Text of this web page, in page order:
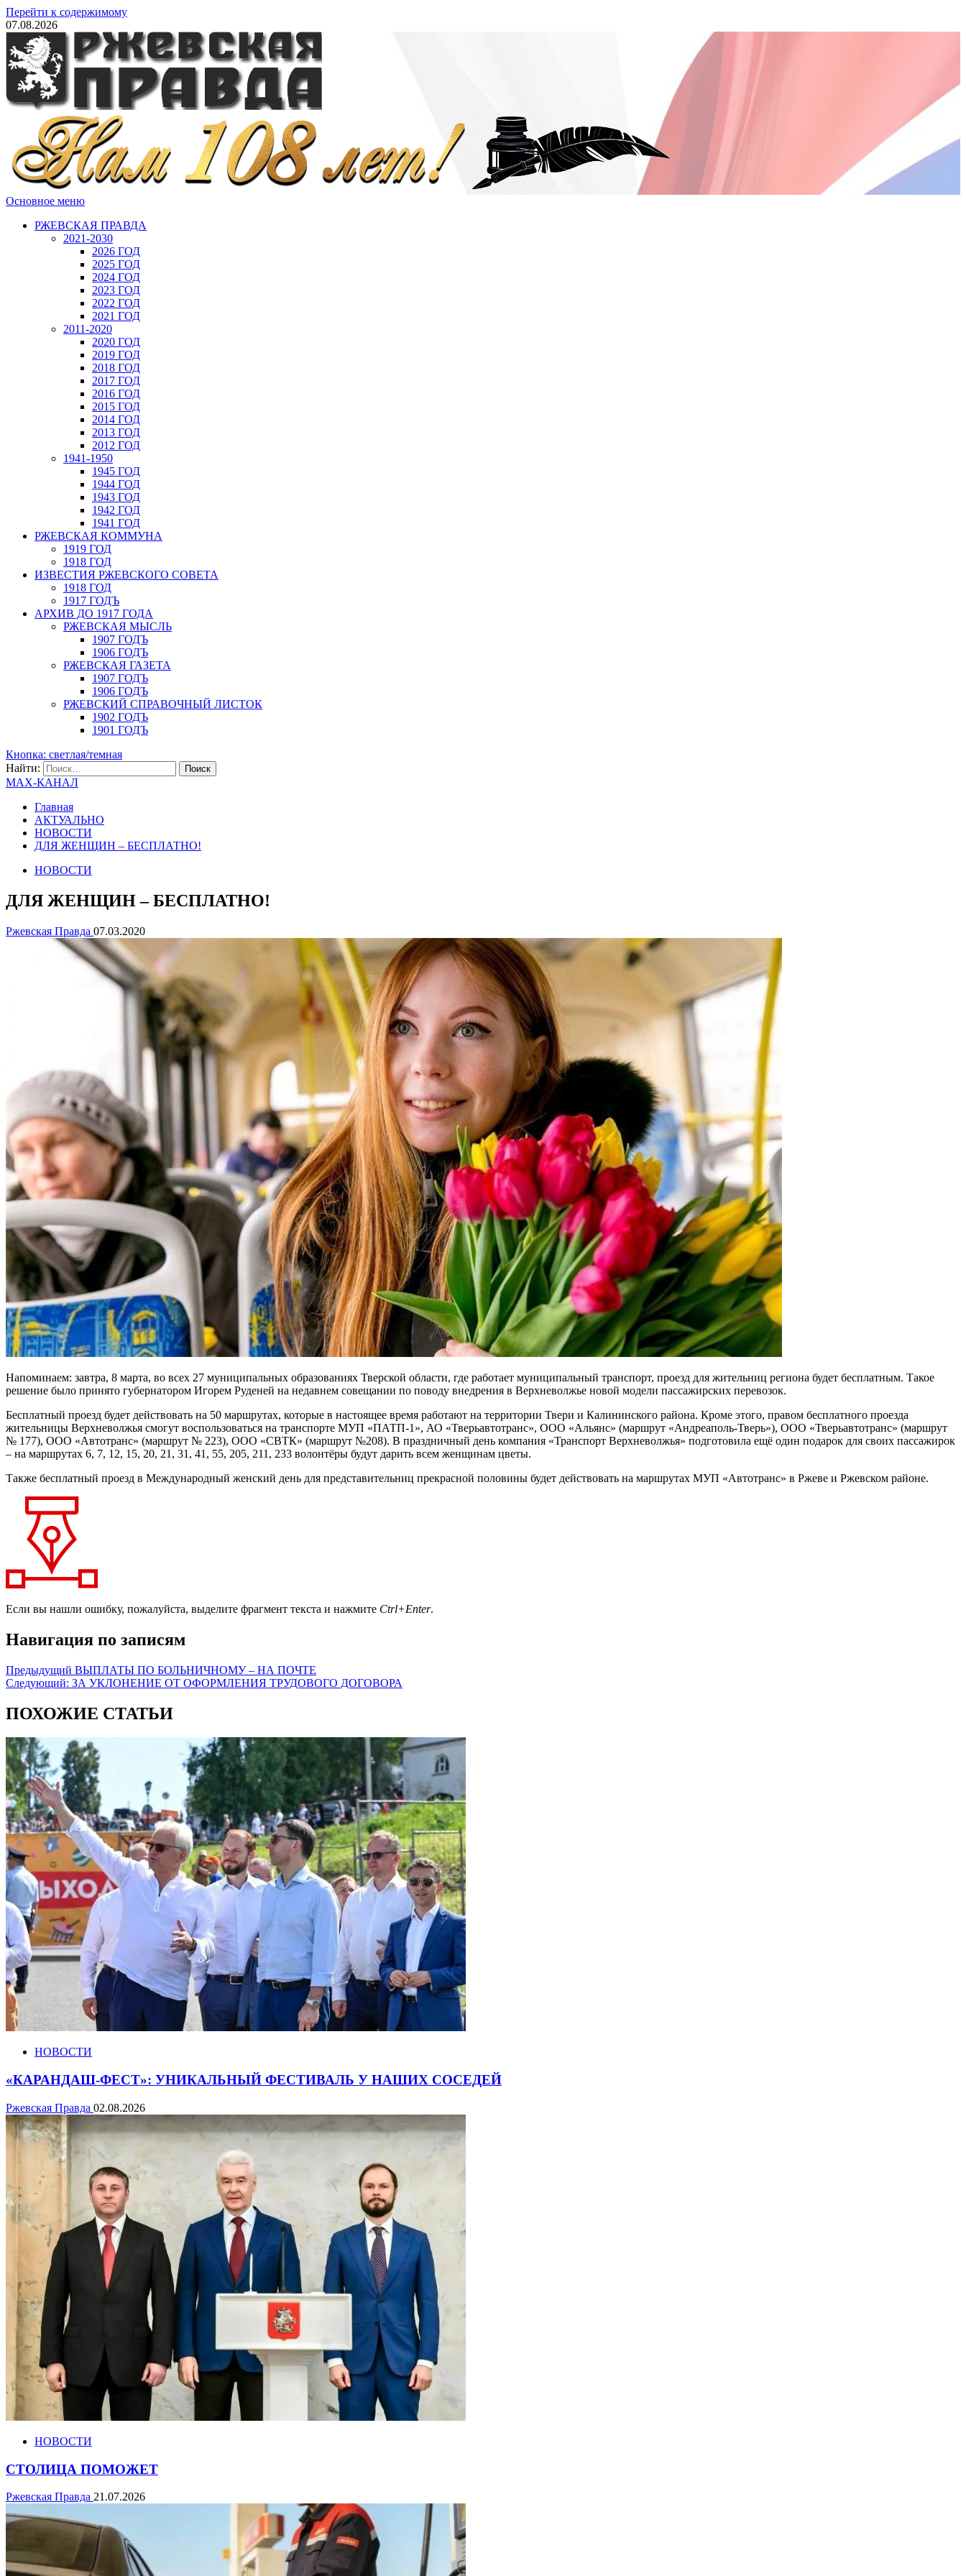
Перейти к содержимому
07.08.2026
Основное меню
РЖЕВСКАЯ ПРАВДА
2021-2030
2026 ГОД
2025 ГОД
2024 ГОД
2023 ГОД
2022 ГОД
2021 ГОД
2011-2020
2020 ГОД
2019 ГОД
2018 ГОД
2017 ГОД
2016 ГОД
2015 ГОД
2014 ГОД
2013 ГОД
2012 ГОД
1941-1950
1945 ГОД
1944 ГОД
1943 ГОД
1942 ГОД
1941 ГОД
РЖЕВСКАЯ КОММУНА
1919 ГОД
1918 ГОД
ИЗВЕСТИЯ РЖЕВСКОГО СОВЕТА
1918 ГОД
1917 ГОДЪ
АРХИВ ДО 1917 ГОДА
РЖЕВСКАЯ МЫСЛЬ
1907 ГОДЪ
1906 ГОДЪ
РЖЕВСКАЯ ГАЗЕТА
1907 ГОДЪ
1906 ГОДЪ
РЖЕВСКИЙ СПРАВОЧНЫЙ ЛИСТОК
1902 ГОДЪ
1901 ГОДЪ
Кнопка: светлая/темная
Найти:
MAX-КАНАЛ
Главная
АКТУАЛЬНО
НОВОСТИ
ДЛЯ ЖЕНЩИН – БЕСПЛАТНО!
НОВОСТИ
ДЛЯ ЖЕНЩИН – БЕСПЛАТНО!
Ржевская Правда 07.03.2020
Напоминаем: завтра, 8 марта, во всех 27 муниципальных образованиях Тверской области, где работает муниципальный транспорт, проезд для жительниц региона будет бесплатным. Такое
решение было принято губернатором Игорем Руденей на недавнем совещании по поводу внедрения в Верхневолжье новой модели пассажирских перевозок.
Бесплатный проезд будет действовать на 50 маршрутах, которые в настоящее время работают на территории Твери и Калининского района. Кроме этого, правом бесплатного проезда
жительницы Верхневолжья смогут воспользоваться на транспорте МУП «ПАТП-1», АО «Тверьавтотранс», ООО «Альянс» (маршрут «Андреаполь-Тверь»), ООО «Тверьавтотранс» (маршрут
№ 177), ООО «Автотранс» (маршрут № 223), ООО «СВТК» (маршрут №208). В праздничный день компания «Транспорт Верхневолжья» подготовила ещё один подарок для своих пассажирок
– на маршрутах 6, 7, 12, 15, 20, 21, 31, 41, 55, 205, 211, 233 волонтёры будут дарить всем женщинам цветы.
Также бесплатный проезд в Международный женский день для представительниц прекрасной половины будет действовать на маршрутах МУП «Автотранс» в Ржеве и Ржевском районе.
Если вы нашли ошибку, пожалуйста, выделите фрагмент текста и нажмите Ctrl+Enter.
Навигация по записям
Предыдущий ВЫПЛАТЫ ПО БОЛЬНИЧНОМУ – НА ПОЧТЕ
Следующий: ЗА УКЛОНЕНИЕ ОТ ОФОРМЛЕНИЯ ТРУДОВОГО ДОГОВОРА
ПОХОЖИЕ СТАТЬИ
НОВОСТИ
«КАРАНДАШ-ФЕСТ»: УНИКАЛЬНЫЙ ФЕСТИВАЛЬ У НАШИХ СОСЕДЕЙ
Ржевская Правда 02.08.2026
НОВОСТИ
СТОЛИЦА ПОМОЖЕТ
Ржевская Правда 21.07.2026